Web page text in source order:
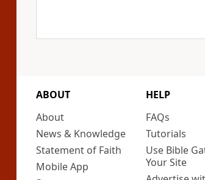
ABOUT
About
News & Knowledge
Statement of Faith
Mobile App
HELP
FAQs
Tutorials
Use Bible
Your Site